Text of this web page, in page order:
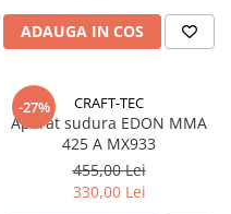
ADAUGA IN COS
-27% CRAFT-TEC
Aparat sudura EDON MMA
425 A MX933
455,00 Lei
330,00 Lei